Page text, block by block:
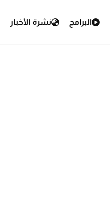
البرامج نشرة الأخبار